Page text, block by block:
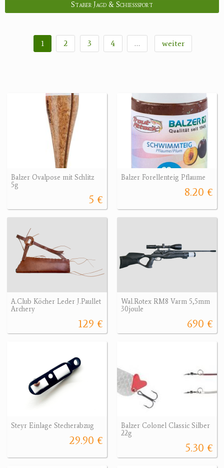
Staber Jagd & Schießsport
1 2 3 4 … weiter
Balzer Ovalpose mit Schlitz
5g
5 €
Balzer Forellenteig Pflaume
8.20 €
A.Club Köcher Leder J.Paullet
Archery
129 €
Wal.Rotex RM8 Varm 5,5mm
30joule
690 €
Steyr Einlage Stecherabzug
29.90 €
Balzer Colonel Classic Silber
22g
5.30 €